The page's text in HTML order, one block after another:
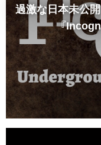
過激な日本未公
『